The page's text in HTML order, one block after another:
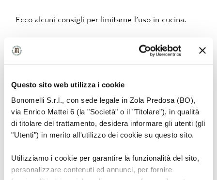
Questo sito web utilizza i cookie
Bonomelli S.r.l., con sede legale in Zola Predosa (BO),
via Enrico Mattei 6 (la "Società" o il "Titolare"), in qualità
di titolare del trattamento, desidera informare gli utenti (gli
"Utenti") in merito all'utilizzo dei cookie su questo sito.
Utilizziamo i cookie per garantire la funzionalità del sito,
personalizzare contenuti ed annunci, per fornire
Ecco alcuni consigli per limitarne l’uso in cucina.
Sala poco le tue pietanze, insaporisci con spezie o
aceto balsamico.
per lo snack pomeridiano preferisci frutta a
merendine.
Fai attenzione alle etichette nutrizionali degli
alimenti ed evita quelle che hanno come primo
ingrediente il sale (chiamato anche cloruro di sodio).
Abbonda con i vegetali colorati
Alleati importanti della tua battaglia contro la